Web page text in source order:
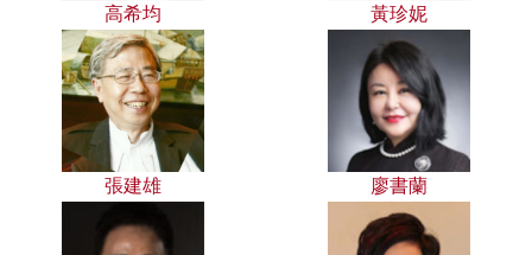
高希均 黃珍妮
張建雄 廖書蘭